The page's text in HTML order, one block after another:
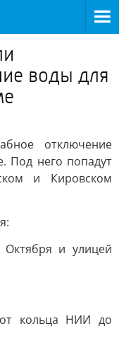
воды для
отключение
Под него попадут
и Кировском
и улицей
кольца НИИ до